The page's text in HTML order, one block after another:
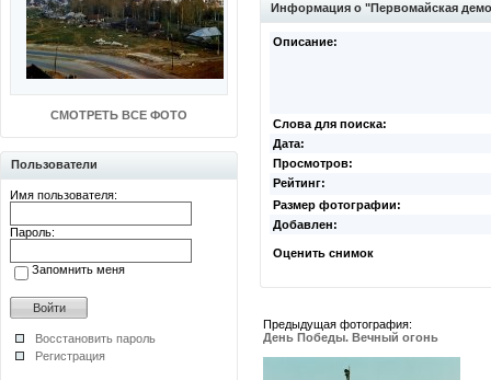
СМОТРЕТЬ ВСЕ ФОТО
Пользователи
Имя пользователя:
Пароль:
Запомнить меня
Восстановить пароль
Регистрация
Информация о "Первомайская
Описание:
Слова для поиска:
Дата:
Просмотров:
Рейтинг:
Размер фотографии:
Добавлен:
Оценить снимок
Предыдущая фотография:
День Победы. Вечный огонь